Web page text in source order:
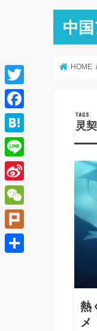
中
HOME
灵契
熱
メ
T
w
i
t
e
r
F
a
c
e
b
o
o
k
H
a
t
e
a
L
i
n
e
S
i
n
a
W
e
C
P